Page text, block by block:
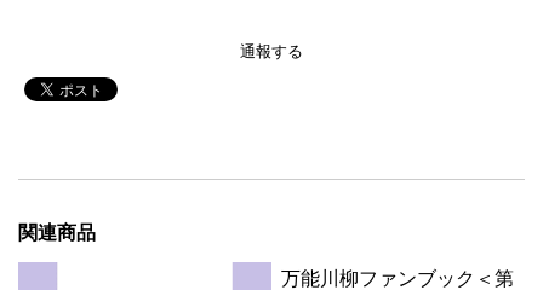
通報する
関連商品
万能川柳ファンブック＜第